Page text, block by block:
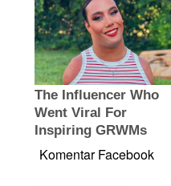
Komentar Facebook